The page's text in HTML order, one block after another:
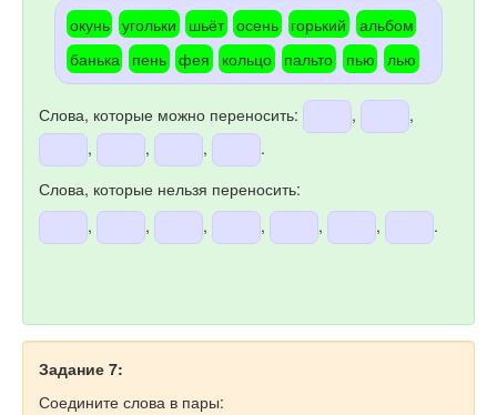
окунь угольки шьёт осень горький
альбом
банька
пень фея кольцо пальто пью лью
Слова, которые можно переносить: ,
,
,
, ,
.
Слова, которые нельзя переносить:
,
, , , , , .
Задание 7:
Соедините слова в пары: